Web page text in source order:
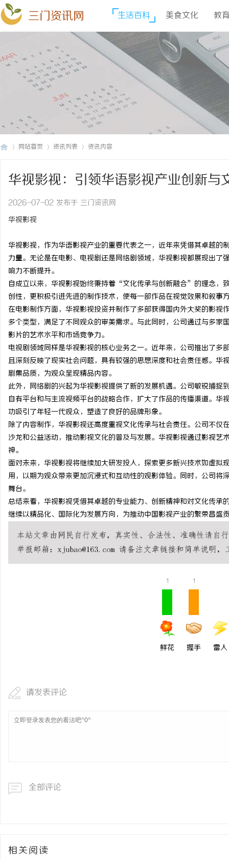
三门资讯网 生活百科 美食文化 教
网站首页 资讯列表 资讯内容
华视影视：引领华语影视产业创新与
2026-07-02 发布于 三门资讯网
华视影视
华视影视，作为华语影视产业的重要代表之一，近年来凭借其卓越
力量。无论是在电影、电视剧还是网络剧领域，华视影视都展现出
响力不断提升。
自成立以来，华视影视始终秉持着“文化传承与创新融合”的理念，
创性，更积极引进先进的制作技术，使每一部作品在视觉效果和叙事
在电影制作方面，华视影视投资并制作了多部获得国内外大奖的影
多个类型，满足了不同观众的审美需求。与此同时，公司通过与多
影片的艺术水平和市场竞争力。
电视剧领域同样是华视影视的核心业务之一。近年来，公司推出了
且深刻反映了现实社会问题，具有较强的思想深度和社会责任感。
剧集品质，为观众呈现精品内容。
此外，网络剧的兴起为华视影视提供了新的发展机遇。公司敏锐捕
自有平台和与主流视频平台的战略合作，扩大了作品的传播渠道。
功吸引了年轻一代观众，塑造了良好的品牌形象。
除了内容制作，华视影视还高度重视文化传承与社会责任。公司不
沙龙和公益活动，推动影视文化的普及与发展。华视影视通过影视
神。
面对未来，华视影视将继续加大研发投入，探索更多新兴技术如虚
用，以期为观众带来更加沉浸式和互动性的观影体验。同时，公司
舞台。
总结来看，华视影视凭借其卓越的专业能力、创新精神和对文化传
继续以精品化、国际化为发展方向，为推动中国影视产业的繁荣昌盛
1
鲜花
1
握手 雷人
请发表评论
全部评论
相关阅读
揭秘！专业充电桩项目